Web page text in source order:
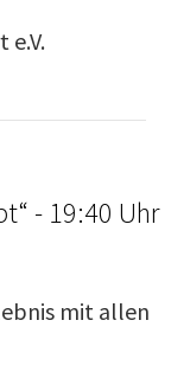
- 19:40 Uhr
mit allen